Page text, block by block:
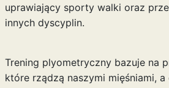
uprawiający sporty walki oraz
innych dyscyplin.
Trening plyometryczny bazuje na
które rządzą naszymi mięśniami, a